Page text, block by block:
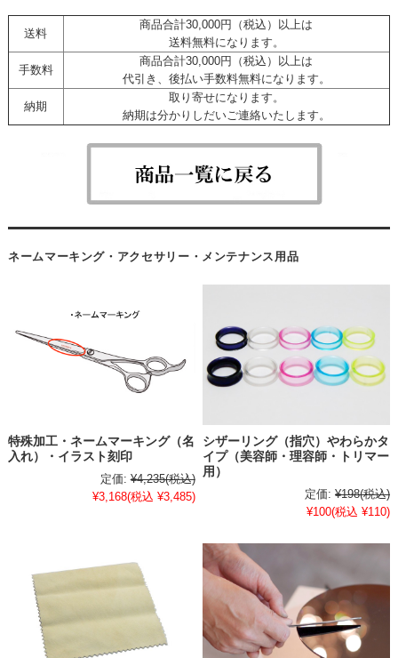
送料
商品合計30,000円（税込）以上は
送料無料になります。
手数料
商品合計30,000円（税込）以上は
代引き、後払い手数料無料になります。
納期
取り寄せになります。
納期は分かりしだいご連絡いたします。
ネームマーキング・アクセサリー・メンテナンス用品
特殊加工・ネームマーキング（名
入れ）・イラスト刻印
定価: ¥4,235(税込)
¥3,168(税込 ¥3,485)
シザーリング（指穴）やわらかタ
イプ（美容師・理容師・トリマー
用）
定価: ¥198(税込)
¥100(税込 ¥110)